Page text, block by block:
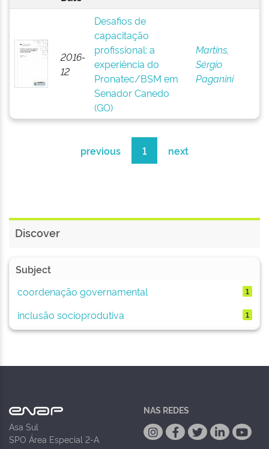
2016-
12
Desafios de
capacitação
profissional: a
experiência do
Pronatec/BSM em
Senador Canedo
(GO)
Martins,
Sérgio
Paganini
previous 1 next
Discover
Subject
coordenação governamental
1
inclusão socioprodutiva 1
Asa Sul
SPO Área Especial 2-A
NAS REDES